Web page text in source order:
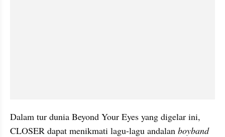
Dalam tur dunia Beyond Your Eyes yang digelar ini,
CLOSER dapat menikmati lagu-lagu andalan
boyband